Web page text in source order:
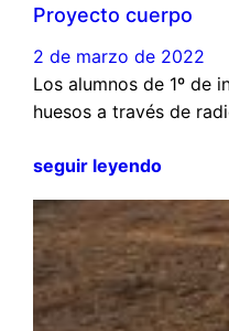
Proyecto cuerpo
2 de marzo de 2022
Los alumnos de 1º de
huesos a través de
seguir leyendo